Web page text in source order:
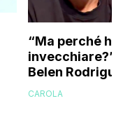
“Ma perché
Belen
CAROLA